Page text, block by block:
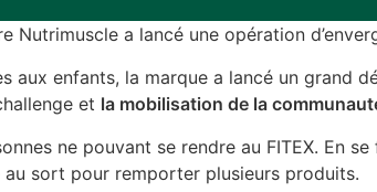
Nutrimuscle a lancé une opération
aux enfants, la marque a lancé un grand
et la mobilisation de la
ne pouvant se rendre au FITEX. En
sort pour remporter plusieurs produits.